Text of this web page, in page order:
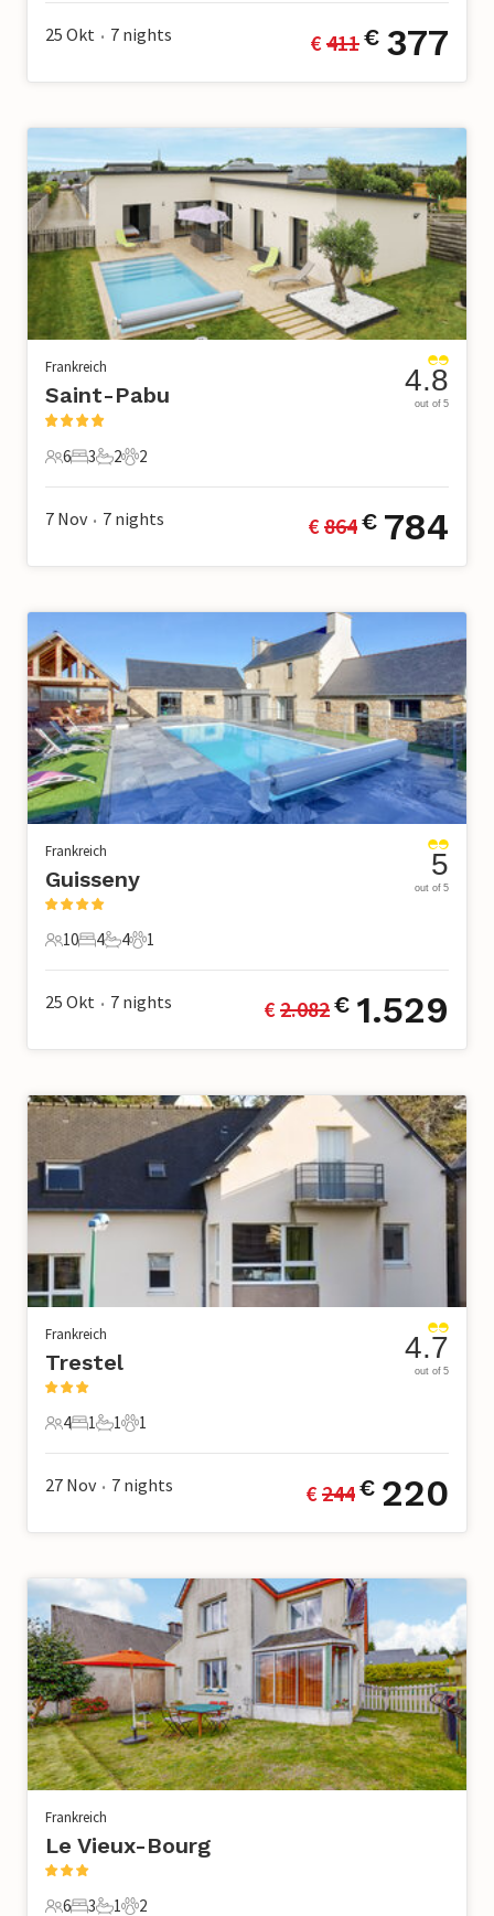
25 Okt • 7 nights € 411€ 377
Frankreich
Saint-Pabu
6 Gäste
6
3 Schlafzimmer
3
2 Badezimmer
2
2 Haustiere
2
4.8
out of 5
7 Nov • 7 nights € 864€ 784
Frankreich
Guisseny
10 Gäste
10
4 Schlafzimmer
4
4 Badezimmer
4
1 Haustier
1
5
out of 5
25 Okt • 7 nights € 2.082€ 1.529
Frankreich
Trestel
4 Gäste
4
1 Schlafzimmer
1
1 Badezimmer
1
1 Haustier
1
4.7
out of 5
27 Nov • 7 nights € 244€ 220
Frankreich
Le Vieux-Bourg
6 3 1 2